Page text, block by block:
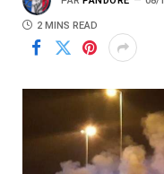
2 MINS READ